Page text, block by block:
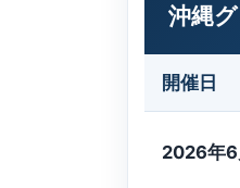
沖縄
開催日
2026年6